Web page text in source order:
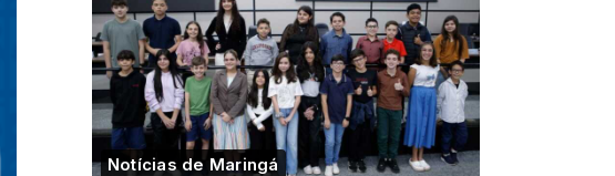
Notícias de Maringá